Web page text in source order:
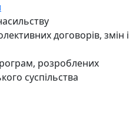
договорів, змін і
розроблених
суспільства